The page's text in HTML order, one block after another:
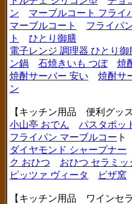
ン
マーブルコート フライ
マーブルコート
フライパ
ト
ひとり御膳
電子レンジ 調理器 ひとり御
ン鍋
石焼きいも つぼ
焼
焼酎サーバー 安い
焼酎サ
ン
【キッチン用品 便利グッズ
小山亭 おでん
パスタポッ
フライパン マーブルコー ト
ダイヤモンド シャープナー
ク おひつ
おひつ セラミッ
ピッツァ ヴィータ
ピザ窯
【キッチン用品 ワインセラ